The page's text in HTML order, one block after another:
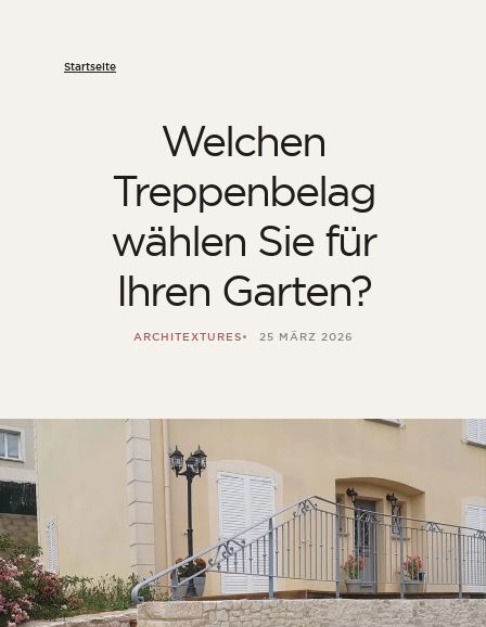
Startseite
Welchen
Treppenbelag
wählen Sie für
Ihren Garten?
ARCHITEXTURES 25 MÄRZ 2026